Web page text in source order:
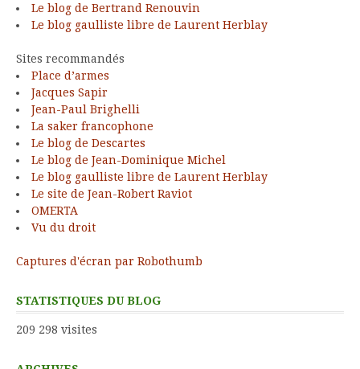
Le blog de Bertrand Renouvin
Le blog gaulliste libre de Laurent Herblay
Sites recommandés
Place d’armes
Jacques Sapir
Jean-Paul Brighelli
La saker francophone
Le blog de Descartes
Le blog de Jean-Dominique Michel
Le blog gaulliste libre de Laurent Herblay
Le site de Jean-Robert Raviot
OMERTA
Vu du droit
Captures d'écran par Robothumb
STATISTIQUES DU BLOG
209 298 visites